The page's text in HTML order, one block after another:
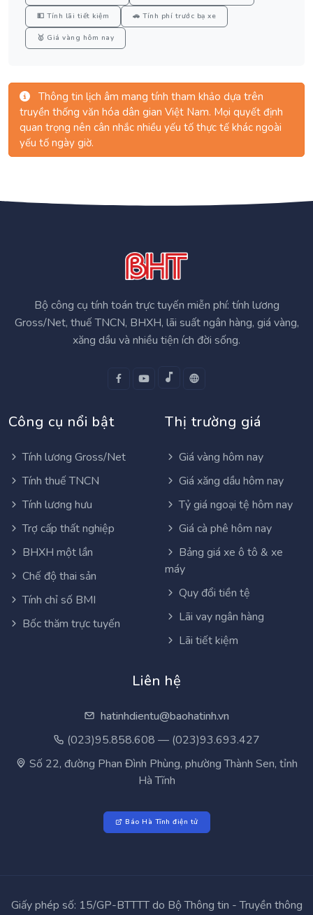
💵 Tính lãi tiết kiệm 🚗 Tính phí trước bạ xe
🥇 Giá vàng hôm nay
Thông tin lịch âm mang tính tham khảo dựa trên
truyền thống văn hóa dân gian Việt Nam. Mọi quyết định
quan trọng nên cân nhắc nhiều yếu tố thực tế khác ngoài
yếu tố ngày giờ.
Bộ công cụ tính toán trực tuyến miễn phí: tính lương
Gross/Net, thuế TNCN, BHXH, lãi suất ngân hàng, giá vàng,
xăng dầu và nhiều tiện ích đời sống.
Công cụ nổi bật
Tính lương Gross/Net
Tính thuế TNCN
Tính lương hưu
Trợ cấp thất nghiệp
BHXH một lần
Chế độ thai sản
Tính chỉ số BMI
Bốc thăm trực tuyến
Thị trường giá
Giá vàng hôm nay
Giá xăng dầu hôm nay
Tỷ giá ngoại tệ hôm nay
Giá cà phê hôm nay
Bảng giá xe ô tô & xe
máy
Quy đổi tiền tệ
Lãi vay ngân hàng
Lãi tiết kiệm
Liên hệ
hatinhdientu@baohatinh.vn
(023)95.858.608 — (023)93.693.427
Số 22, đường Phan Đình Phùng, phường Thành Sen, tỉnh
Hà Tĩnh
Báo Hà Tĩnh điện tử
Giấy phép số: 15/GP-BTTTT do Bộ Thông tin - Truyền thông